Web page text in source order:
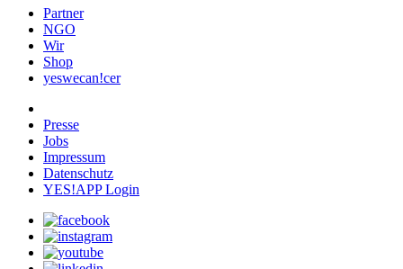
Partner
NGO
Wir
Shop
yeswecan!cer
Presse
Jobs
Impressum
Datenschutz
YES!APP Login